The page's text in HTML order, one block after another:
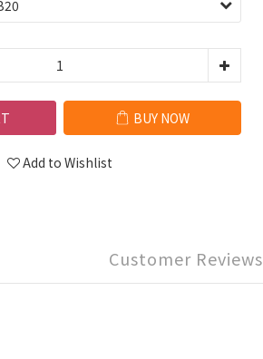
BUY NOW
Add to Wishlist
Customer Reviews